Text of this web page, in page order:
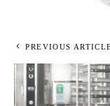
PREVIOUS